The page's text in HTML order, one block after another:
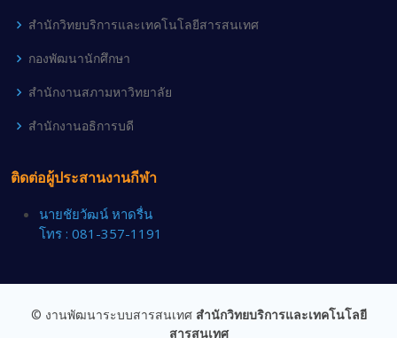
สำนักวิทยบริการและเทคโนโลยีสารสนเทศ
กองพัฒนานักศึกษา
สำนักงานสภามหาวิทยาลัย
สำนักงานอธิการบดี
ติดต่อผู้ประสานงานกีฬา
นายชัยวัฒน์ หาดรื่น
โทร : 081-357-1191
© งานพัฒนาระบบสารสนเทศ สำนักวิทยบริการและเทคโนโลยี
สารสนเทศ